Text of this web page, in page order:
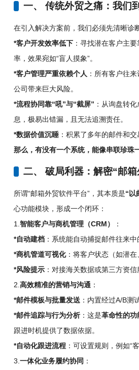
一、 传统外贸之痛：我们
在引入解决方案前，我们必须先清晰诊
*客户开发效率低下 ：寻找潜在客户主
率，效果宛如“盲人摸象”。
*客户管理严重依赖个人 ：所有客户往
公司带来巨大风险。
*流程协同靠“吼”与“截屏” ：从询盘转
息，极易出错漏，且无法追溯责任。
*数据价值沉睡 ：积累了多年的邮件和
那么，有没有一个系统，能像串联珍珠
二、 破局利器：解密“邮
所谓“邮箱外贸软件平台”，其本质是“以
心功能模块，形成一个闭环：
1. 智能客户与商机管理（CRM）
：
*自动建档 ：系统能自动捕捉邮件往来
*商机管道可视化：将客户状态（如潜
*风险提示 ：对接海关数据或第三方资
2. 高效精准的营销与沟通 ：
*邮件模板与批量发送 ：内置经过A/B测
*邮件追踪与行为分析：这是革命性的功
跟进时机提供了数据依据。
*自动化跟进流程 ：可设置规则，例如“
3. 一体化业务履约协同 ：